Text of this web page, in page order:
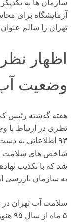
آزمایشگاه برای
تهران را سالم
اظهار
وضعیت
هفته گذشته رئیس
نظری در ارتباط با
۹۳ اطلاعاتی به
شاخص ‌های سلامت
شد که با تکذیب
به سازمان بازرسی
۵